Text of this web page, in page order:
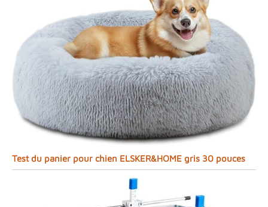
Test du panier pour chien ELSKER&HOME gris 30 pouces